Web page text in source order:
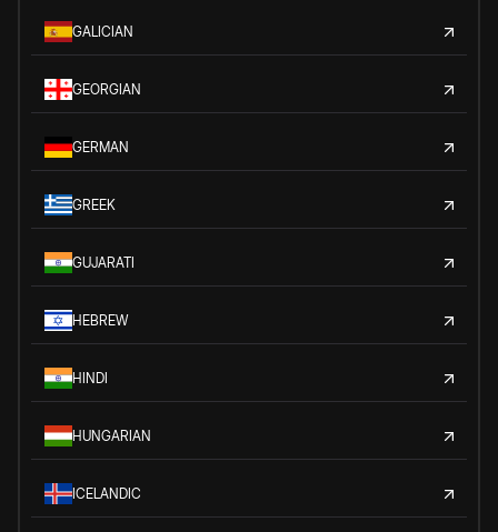
GALICIAN
GEORGIAN
GERMAN
GREEK
GUJARATI
HEBREW
HINDI
HUNGARIAN
ICELANDIC